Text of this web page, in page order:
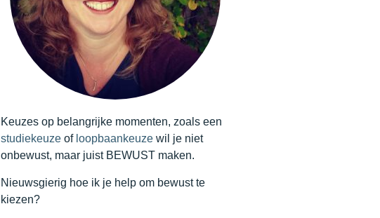
Keuzes op belangrijke momenten, zoals een
studiekeuzeof loopbaankeuzewil je niet
onbewust, maar juist BEWUST maken.
Nieuwsgierig hoe ik je help om bewust te
kiezen?